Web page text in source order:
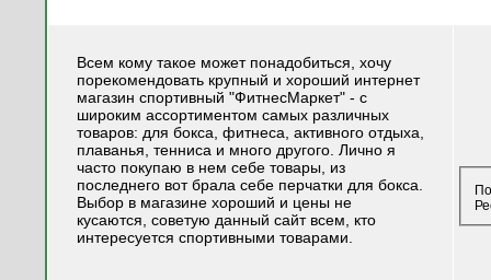
Всем кому такое может понадобиться, хочу
порекомендовать крупный и хороший интернет
магазин спортивный "ФитнесМаркет" - с
широким ассортиментом самых различных
товаров: для бокса, фитнеса, активного отдыха,
плаванья, тенниса и много другого. Лично я
часто покупаю в нем себе товары, из
последнего вот брала себе перчатки для бокса.
Выбор в магазине хороший и цены не
кусаются, советую данный сайт всем, кто
интересуется спортивными товарами.